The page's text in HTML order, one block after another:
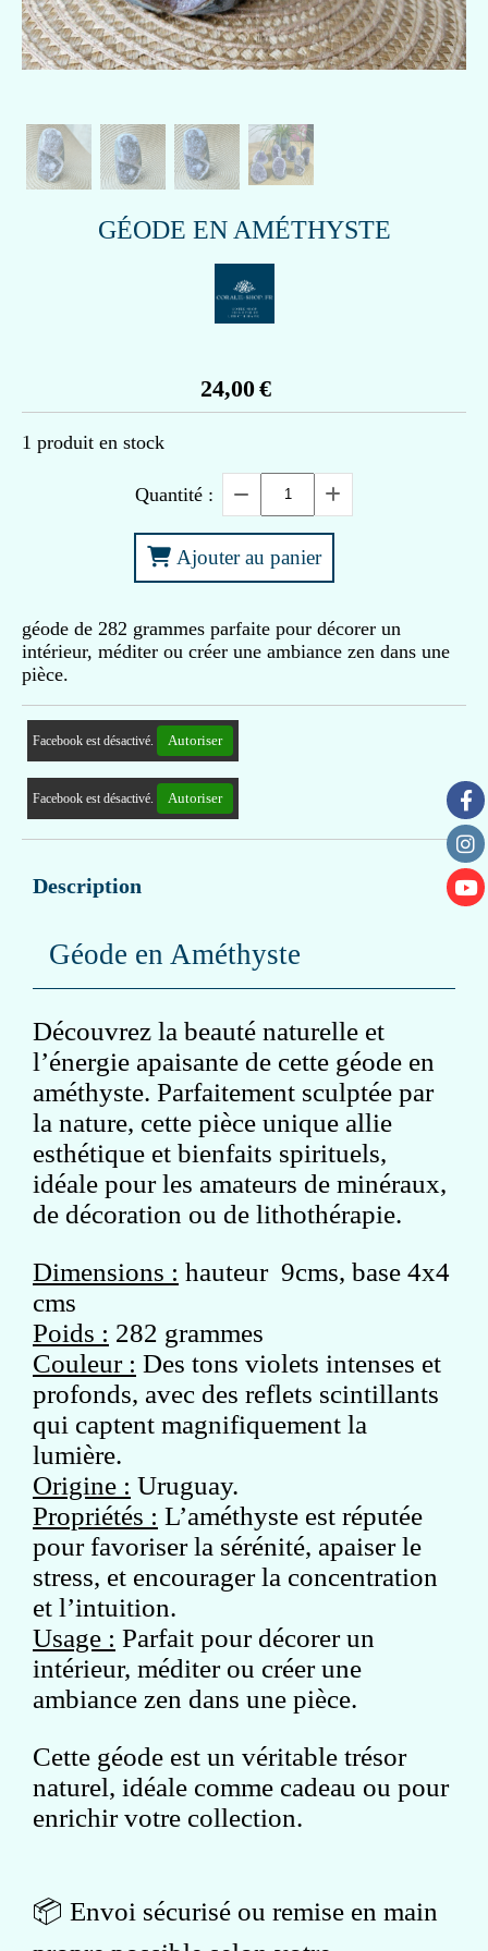
GÉODE EN AMÉTHYSTE
24,00€
1 produit en stock
Quantité :
Ajouter au panier
géode de 282 grammes parfaite pour décorer un
intérieur, méditer ou créer une ambiance zen dans une
pièce.
Facebook est désactivé. Autoriser
Facebook est désactivé. Autoriser
Description
Géode en Améthyste
Découvrez la beauté naturelle et
l’énergie apaisante de cette géode en
améthyste. Parfaitement sculptée par
la nature, cette pièce unique allie
esthétique et bienfaits spirituels,
idéale pour les amateurs de minéraux,
de décoration ou de lithothérapie.
Dimensions : hauteur 9cms, base 4x4
cms
Poids : 282 grammes
Couleur : Des tons violets intenses et
profonds, avec des reflets scintillants
qui captent magnifiquement la
lumière.
Origine : Uruguay.
Propriétés : L’améthyste est réputée
pour favoriser la sérénité, apaiser le
stress, et encourager la concentration
et l’intuition.
Usage : Parfait pour décorer un
intérieur, méditer ou créer une
ambiance zen dans une pièce.
Cette géode est un véritable trésor
naturel, idéale comme cadeau ou pour
enrichir votre collection.
📦 Envoi sécurisé ou remise en main